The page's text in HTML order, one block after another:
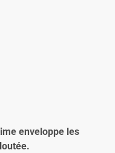
enveloppe les